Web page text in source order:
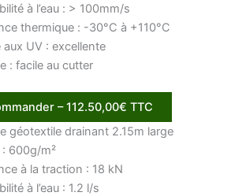
à l’eau : > 100mm/s
thermique : -30°C à +110°C
aux UV : excellente
: facile au cutter
– 112.50,00€ TTC
géotextile drainant 2.15m large
: 600g/m²
à la traction : 18 kN
à l’eau : 1.2 l/s